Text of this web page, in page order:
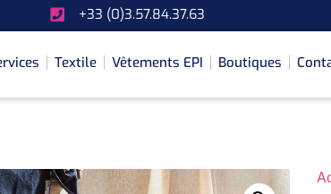
+33 (0)3.57.84.37.63
Textile Vêtements EPI Boutiques